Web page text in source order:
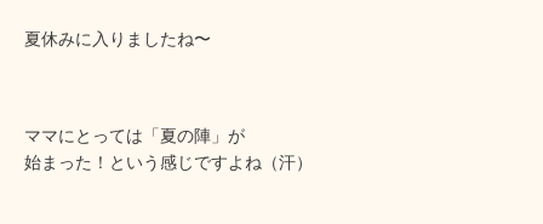
夏休みに入りましたね〜
ママにとっては「夏の陣」が
始まった！という感じですよね（汗）